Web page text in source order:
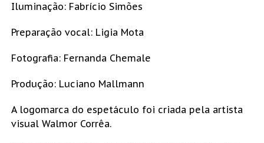
Iluminação: Fabrício Simões
Preparação vocal: Ligia Mota
Fotografia: Fernanda Chemale
Produção: Luciano Mallmann
A logomarca do espetáculo foi criada pela artista
visual Walmor Corrêa.